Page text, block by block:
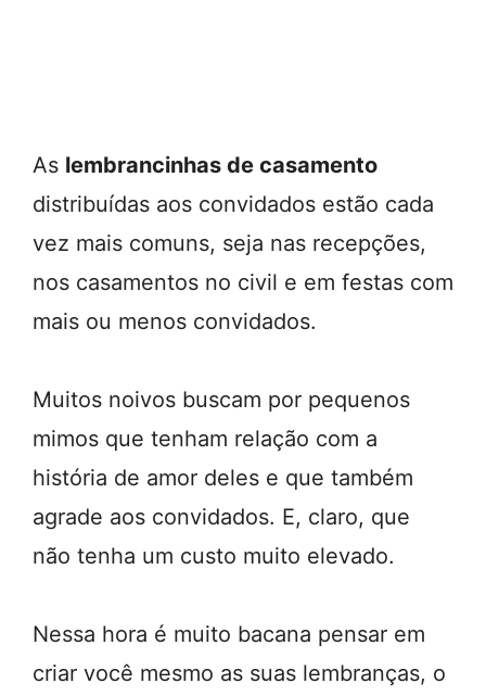
As lembrancinhas de casamento
distribuídas aos convidados estão cada
vez mais comuns, seja nas recepções,
nos casamentos no civil e em festas com
mais ou menos convidados.
Muitos noivos buscam por pequenos
mimos que tenham relação com a
história de amor deles e que também
agrade aos convidados. E, claro, que
não tenha um custo muito elevado.
Nessa hora é muito bacana pensar em
criar você mesmo as suas lembranças, o